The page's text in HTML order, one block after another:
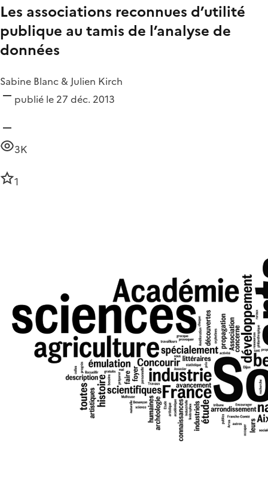
Les associations reconnues d’utilité
publique au tamis de l’analyse de
données
Sabine Blanc & Julien Kirch
publié le 27 déc. 2013
3K
1